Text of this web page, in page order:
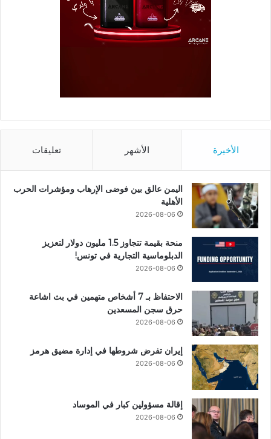
الأخيرة الأشهر تعليقات
اليمن عالق بين فوضى الإرهاب ومؤشرات الحرب
الأهلية
2026-08-06
منحة بقيمة تتجاوز 1.5 مليون دولار لتعزيز
الدبلوماسية التجارية في تونس!
2026-08-06
الاحتفاظ بـ 7 أشخاص متهمين في بث اشاعة
حرق سجن المسعدين
2026-08-06
إيران تفرض شروطها في إدارة مضيق هرمز
2026-08-06
إقالة مسؤولين كبار في الموساد
2026-08-06